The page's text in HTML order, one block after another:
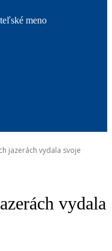
meno
jazerách vydala svoje
vydala